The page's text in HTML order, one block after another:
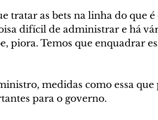
tratar as bets na linha do que
difícil de administrar e há
piora. Temos que enquadrar
medidas como essa
para o governo.